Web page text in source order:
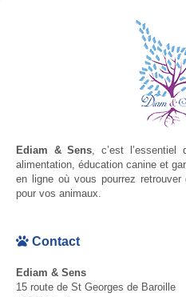
Ediam & Sens , c’est
alimentation, éducation canine et
en ligne où vous pourrez
pour vos animaux.
Contact
Ediam & Sens
15 route de St Georges de Baroille